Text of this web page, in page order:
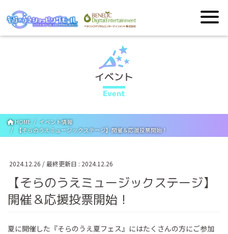
イベント
Event
HOME
イベント情報
【そらのうえミュージックステージ】開催＆応援投票開始！
2024.12.26 / 最終更新日 : 2024.12.26
【そらのうえミュージックステージ】
開催＆応援投票開始！
夏に開催した『そらのうえ夏フェス』にはたくさんの方にご参加